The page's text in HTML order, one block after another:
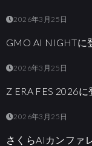
2026年3月25日
GMO AI NIGHTに
2026年3月25日
Z ERA FES 2026に
2026年3月25日
さくらAIカンファ